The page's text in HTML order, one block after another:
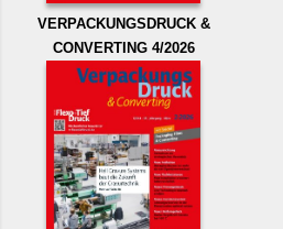
VERPACKUNGSDRUCK &
CONVERTING 4/2026